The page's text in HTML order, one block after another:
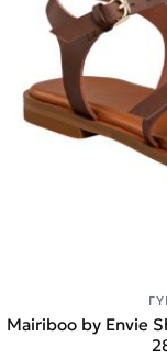
Mairiboo by Envie